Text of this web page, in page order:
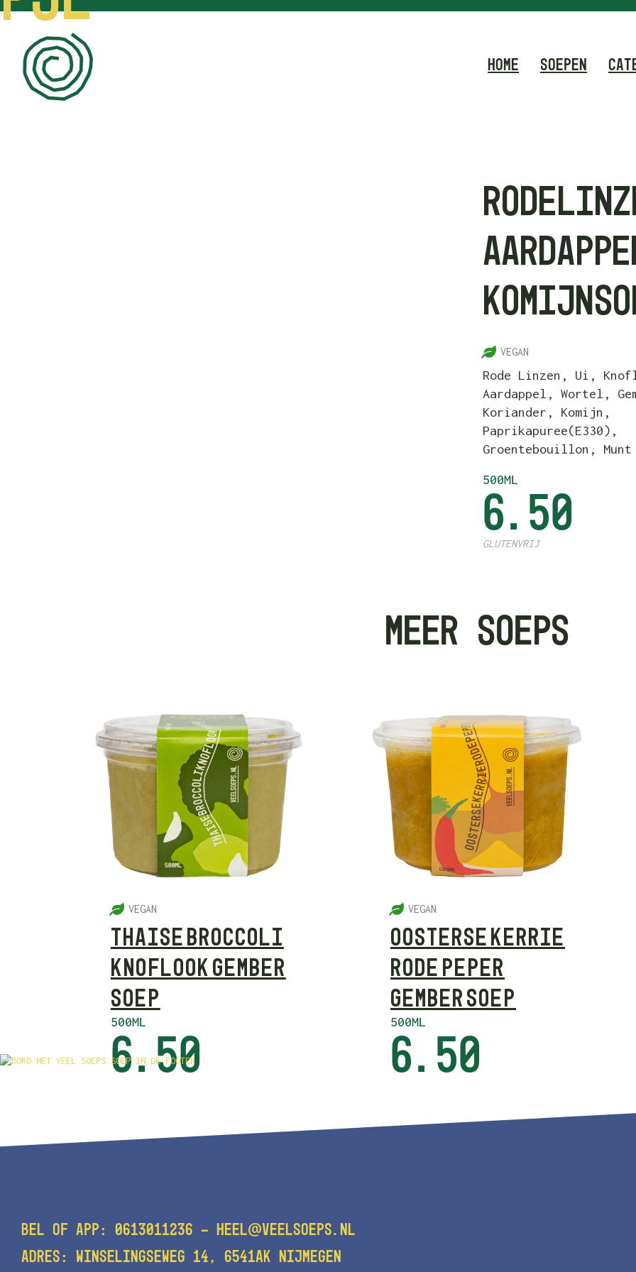
1 HOME SOEPEN
RODE
KOMIJN
5VEGAN
Rode Linzen, Ui,
Aardappel, Wortel,
Koriander, Komijn,
Paprikapuree(e330),
Groentebouillon, Munt
500ML
6.50
GLUTENVRIJ
MEER SOEPS
5VEGAN
THAISE BROCCOLI
KNOFLOOK GEMBER
SOEP
500ML
6.50
5VEGAN
OOSTERSE KERRIE
RODE PEPER
GEMBER SOEP
500ML
6.50
BEL OF APP: 0613011236 - HEEL@VEELSOEPS.NL
ADRES: WINSELINGSEWEG 14, 6541AK NIJMEGEN